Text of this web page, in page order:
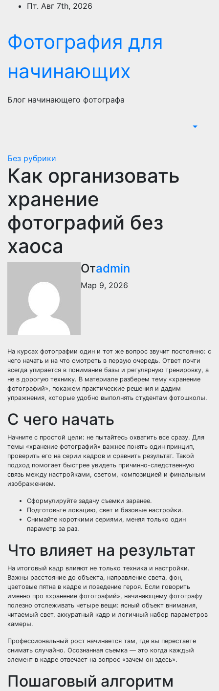
ПерейтиПт. Авг 7th, 2026
Фотография для
начинающих
Блог начинающего фотографа
Без рубрики
Как организовать
хранение
фотографий без
хаоса
Отadmin
Мар 9, 2026
На курсах фотографии один и тот же вопрос звучит постоянно: с
чего начать и на что смотреть в первую очередь. Ответ почти
всегда упирается в понимание базы и регулярную тренировку, а
не в дорогую технику. В материале разберем тему «хранение
фотографий», покажем практические решения и дадим
упражнения, которые удобно выполнять студентам фотошколы.
С чего начать
Начните с простой цели: не пытайтесь охватить все сразу. Для
темы «хранение фотографий» важнее понять один принцип,
проверить его на серии кадров и сравнить результат. Такой
подход помогает быстрее увидеть причинно-следственную
связь между настройками, светом, композицией и финальным
изображением.
Сформулируйте задачу съемки заранее.
Подготовьте локацию, свет и базовые настройки.
Снимайте короткими сериями, меняя только один
параметр за раз.
Что влияет на результат
На итоговый кадр влияют не только техника и настройки.
Важны расстояние до объекта, направление света, фон,
цветовые пятна в кадре и поведение героя. Если говорить
именно про «хранение фотографий», начинающему фотографу
полезно отслеживать четыре вещи: ясный объект внимания,
читаемый свет, аккуратный кадр и логичный набор параметров
камеры.
Профессиональный рост начинается там, где вы перестаете
снимать случайно. Осознанная съемка — это когда каждый
элемент в кадре отвечает на вопрос «зачем он здесь».
Пошаговый алгоритм